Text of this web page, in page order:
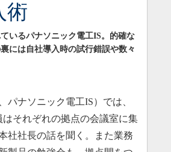
術
いるパナソニック電工IS。的確な
には自社導入時の試行錯誤や数々
ナソニック電工IS）では、
それぞれの拠点の会議室に集
社社長の話を聞く。また業務